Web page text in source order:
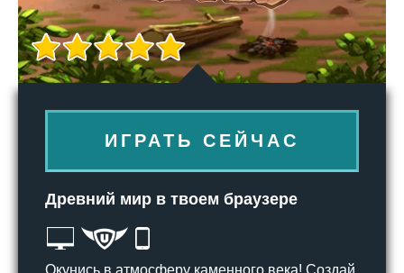
ИГРАТЬ СЕЙЧАС
Древний мир в твоем браузере
Окунись в атмосферу каменного века! Создай